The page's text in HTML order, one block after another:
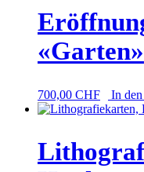
«Garten»
700,00 CHF In